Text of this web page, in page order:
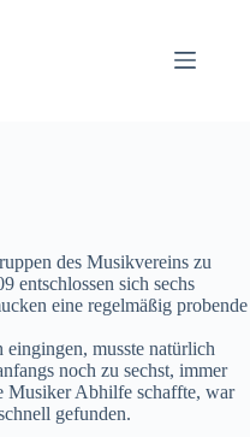
des Musikvereins zu
entschlossen sich sechs
eine regelmäßig probende
musste natürlich
noch zu sechst, immer
Musiker Abhilfe schaffte, war
gefunden.